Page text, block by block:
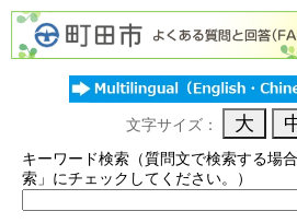
文字サイズ：
キーワード検索（質問文で検索する場
索」にチェックしてください。）